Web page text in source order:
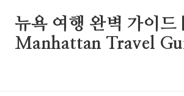
뉴욕 여행 완벽 가이드 |
Manhattan Travel